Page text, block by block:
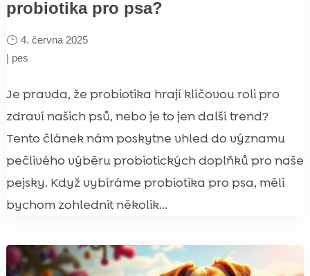
probiotika pro psa?
4. června 2025
| pes
Je pravda, že probiotika hrají klíčovou roli pro
zdraví našich psů, nebo je to jen další trend?
Tento článek nám poskytne vhled do významu
pečlivého výběru probiotických doplňků pro naše
pejsky. Když vybíráme probiotika pro psa, měli
bychom zohlednit několik...